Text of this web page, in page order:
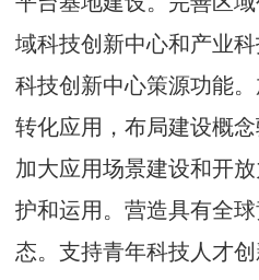
域科技创新中心和产业
科技创新中心策源功能
转化应用，布局建设概
加大应用场景建设和开
护和运用。营造具有全
态。支持青年科技人才